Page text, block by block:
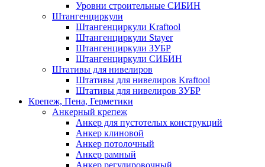
Уровни строительные СИБИН
Штангенциркули
Штангенциркули Kraftool
Штангенциркули Stayer
Штангенциркули ЗУБР
Штангенциркули СИБИН
Штативы для нивелиров
Штативы для нивелиров Kraftool
Штативы для нивелиров ЗУБР
Крепеж, Пена, Герметики
Анкерный крепеж
Анкер для пустотелых конструкций
Анкер клиновой
Анкер потолочный
Анкер рамный
Анкер регулировочный